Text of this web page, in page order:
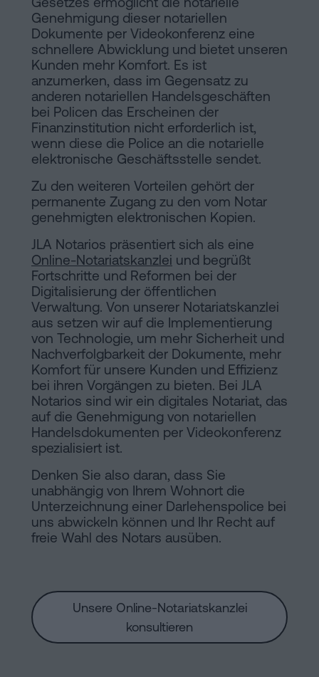
Genehmigung dieser notariellen
Dokumente per Videokonferenz eine
schnellere Abwicklung und bietet unseren
Kunden mehr Komfort. Es ist
anzumerken, dass im Gegensatz zu
anderen notariellen Handelsgeschäften
bei Policen das Erscheinen der
Finanzinstitution nicht erforderlich ist,
wenn diese die Police an die notarielle
elektronische Geschäftsstelle sendet.
Zu den weiteren Vorteilen gehört der
permanente Zugang zu den vom Notar
genehmigten elektronischen Kopien.
JLA Notarios präsentiert sich als eine
Online-Notariatskanzlei und begrüßt
Fortschritte und Reformen bei der
Digitalisierung der öffentlichen
Verwaltung. Von unserer Notariatskanzlei
aus setzen wir auf die Implementierung
von Technologie, um mehr Sicherheit und
Nachverfolgbarkeit der Dokumente, mehr
Komfort für unsere Kunden und Effizienz
bei ihren Vorgängen zu bieten. Bei JLA
Notarios sind wir ein digitales Notariat, das
auf die Genehmigung von notariellen
Handelsdokumenten per Videokonferenz
spezialisiert ist.
Denken Sie also daran, dass Sie
unabhängig von Ihrem Wohnort die
Unterzeichnung einer Darlehenspolice bei
uns abwickeln können und Ihr Recht auf
freie Wahl des Notars ausüben.
Unsere Online-Notariatskanzlei
konsultieren